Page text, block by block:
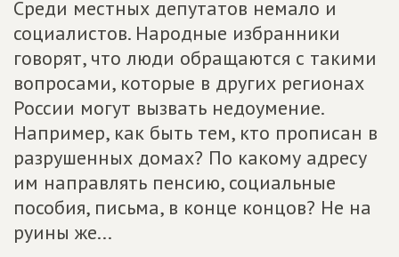
Среди местных депутатов немало и
социалистов. Народные избранники
говорят, что люди обращаются с такими
вопросами, которые в других регионах
России могут вызвать недоумение.
Например, как быть тем, кто прописан в
разрушенных домах? По какому адресу
им направлять пенсию, социальные
пособия, письма, в конце концов? Не на
руины же...